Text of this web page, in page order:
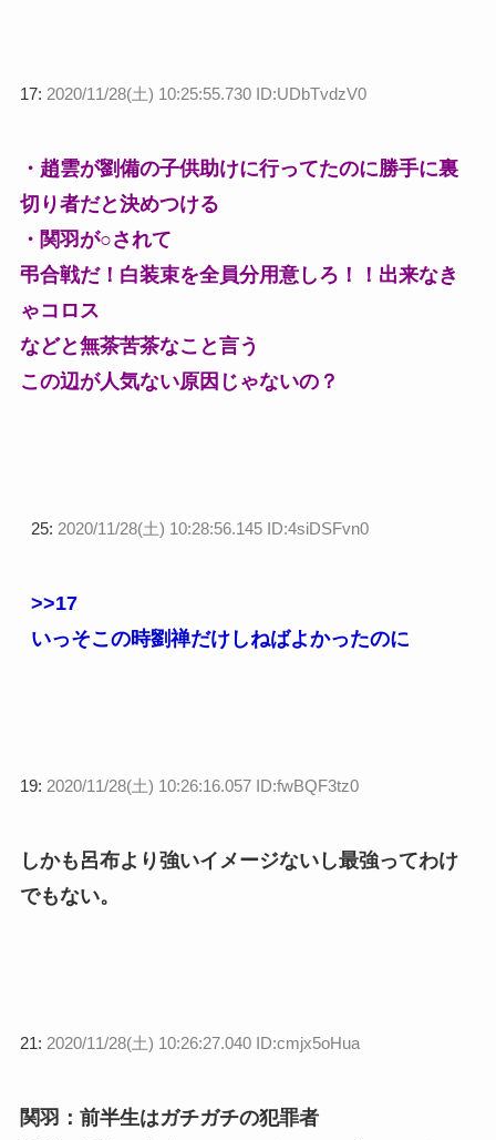
17: 2020/11/28(土) 10:25:55.730 ID:UDbTvdzV0
・趙雲が劉備の子供助けに行ってたのに勝手に裏
切り者だと決めつける
・関羽が○されて
弔合戦だ！白装束を全員分用意しろ！！出来なき
ゃコロス
などと無茶苦茶なこと言う
この辺が人気ない原因じゃないの？
25: 2020/11/28(土) 10:28:56.145 ID:4siDSFvn0
>>17
いっそこの時劉禅だけしねばよかったのに
19: 2020/11/28(土) 10:26:16.057 ID:fwBQF3tz0
しかも呂布より強いイメージないし最強ってわけ
でもない。
21: 2020/11/28(土) 10:26:27.040 ID:cmjx5oHua
関羽：前半生はガチガチの犯罪者